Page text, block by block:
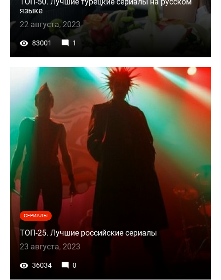
языке
22 августа, 2023
83001 1
СЕРИАЛЫ
ТОП-25. Лучшие российские сериалы
23 августа, 2023
36034 0